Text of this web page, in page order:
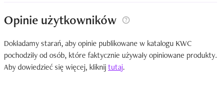
Opinie użytkowników
Dokładamy starań, aby opinie publikowane w katalogu KWC
pochodziły od osób, które faktycznie używały opiniowane produkty.
Aby dowiedzieć się więcej, kliknijtutaj.